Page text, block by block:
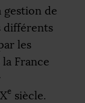
de
différents
les
France
e siècle.